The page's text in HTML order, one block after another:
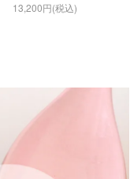
13,200円(税込)